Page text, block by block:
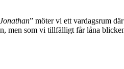
” möter vi ett vardagsrum
men som vi tillfälligt får låna